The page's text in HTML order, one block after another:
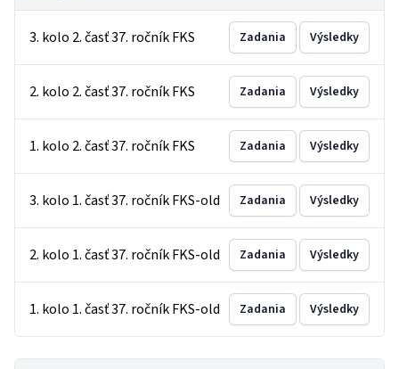
3. kolo 2. časť 37. ročník FKS Zadania Výsledky
2. kolo 2. časť 37. ročník FKS Zadania Výsledky
1. kolo 2. časť 37. ročník FKS Zadania Výsledky
3. kolo 1. časť 37. ročník FKS-old Zadania Výsledky
2. kolo 1. časť 37. ročník FKS-old Zadania Výsledky
1. kolo 1. časť 37. ročník FKS-old Zadania Výsledky